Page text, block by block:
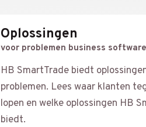
Oplossingen
voor problemen business software
HB SmartTrade biedt
problemen. Lees waar klanten
lopen en welke oplossingen HB
biedt.